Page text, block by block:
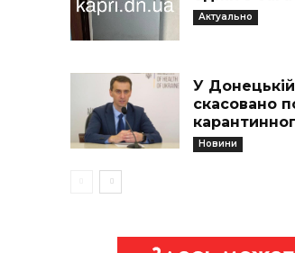
Актуально
У
скасовано
Новини